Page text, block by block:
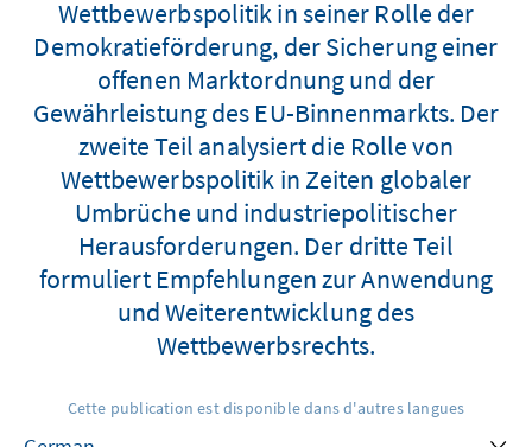
Wettbewerbspolitik in seiner Rolle der
Demokratieförderung, der Sicherung einer
offenen Marktordnung und der
Gewährleistung des EU-Binnenmarkts. Der
zweite Teil analysiert die Rolle von
Wettbewerbspolitik in Zeiten globaler
Umbrüche und industriepolitischer
Herausforderungen. Der dritte Teil
formuliert Empfehlungen zur Anwendung
und Weiterentwicklung des
Wettbewerbsrechts.
Cette publication est disponible dans d'autres langues